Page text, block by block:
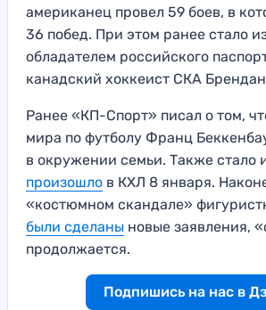
американец провел 59 боев, в
36 побед. При этом ранее стало
обладателем российского
канадский хоккеист СКА
Ранее «КП-Спорт» писал о том,
мира по футболу Франц
в окружении семьи. Также стало
произошло в КХЛ 8 января.
«костюмном скандале»
были сделаны новые заявления,
продолжается.
Подпишись на нас в